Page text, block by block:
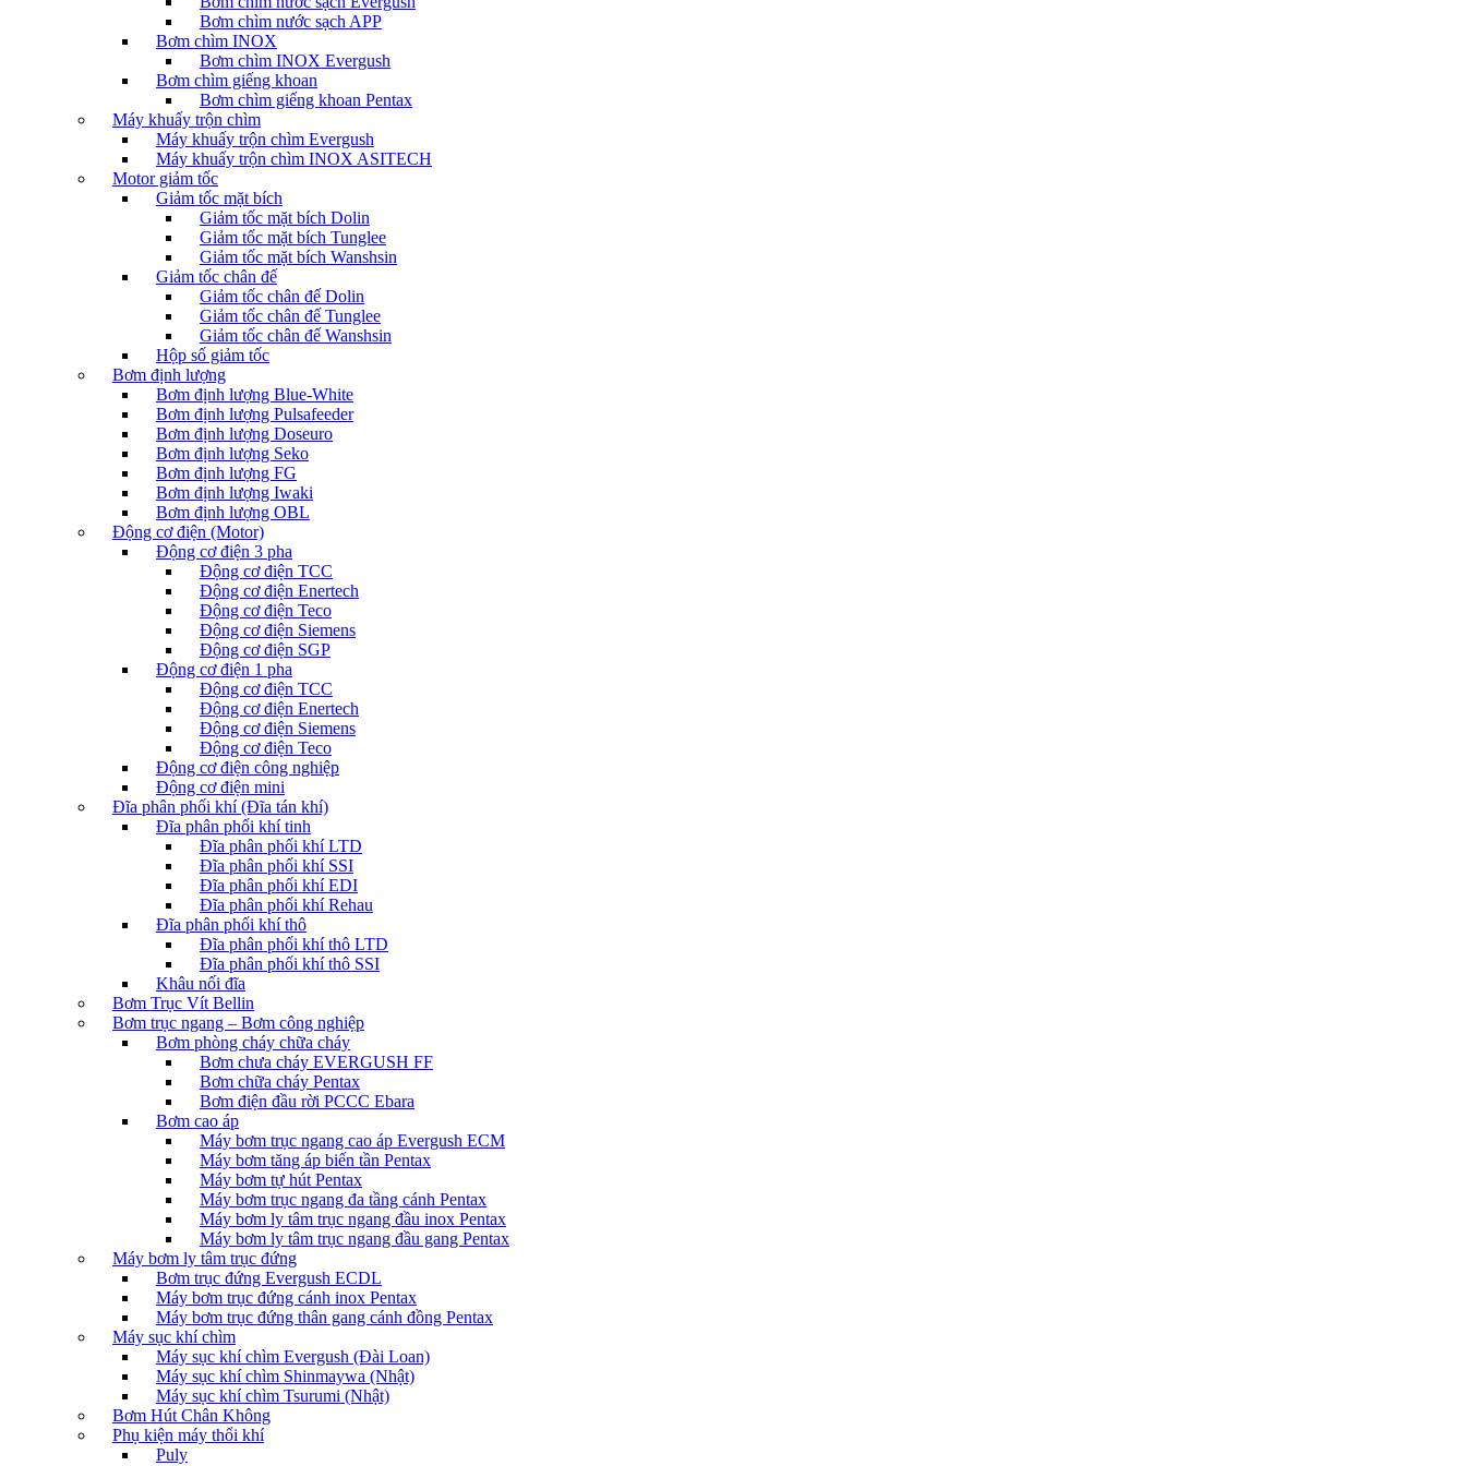
Bơm chìm nước sạch APP
Bơm chìm INOX
Bơm chìm INOX Evergush
Bơm chìm giếng khoan
Bơm chìm giếng khoan Pentax
Máy khuấy trộn chìm
Máy khuấy trộn chìm Evergush
Máy khuấy trộn chìm INOX ASITECH
Motor giảm tốc
Giảm tốc mặt bích
Giảm tốc mặt bích Dolin
Giảm tốc mặt bích Tunglee
Giảm tốc mặt bích Wanshsin
Giảm tốc chân đế
Giảm tốc chân đế Dolin
Giảm tốc chân đế Tunglee
Giảm tốc chân đế Wanshsin
Hộp số giảm tốc
Bơm định lượng
Bơm định lượng Blue-White
Bơm định lượng Pulsafeeder
Bơm định lượng Doseuro
Bơm định lượng Seko
Bơm định lượng FG
Bơm định lượng Iwaki
Bơm định lượng OBL
Động cơ điện (Motor)
Động cơ điện 3 pha
Động cơ điện TCC
Động cơ điện Enertech
Động cơ điện Teco
Động cơ điện Siemens
Động cơ điện SGP
Động cơ điện 1 pha
Động cơ điện TCC
Động cơ điện Enertech
Động cơ điện Siemens
Động cơ điện Teco
Động cơ điện công nghiệp
Động cơ điện mini
Đĩa phân phối khí (Đĩa tán khí)
Đĩa phân phối khí tinh
Đĩa phân phối khí LTD
Đĩa phân phối khí SSI
Đĩa phân phối khí EDI
Đĩa phân phối khí Rehau
Đĩa phân phối khí thô
Đĩa phân phối khí thô LTD
Đĩa phân phối khí thô SSI
Khâu nối đĩa
Bơm Trục Vít Bellin
Bơm trục ngang – Bơm công nghiệp
Bơm phòng cháy chữa cháy
Bơm chưa cháy EVERGUSH FF
Bơm chữa cháy Pentax
Bơm điện đầu rời PCCC Ebara
Bơm cao áp
Máy bơm trục ngang cao áp Evergush ECM
Máy bơm tăng áp biến tần Pentax
Máy bơm tự hút Pentax
Máy bơm trục ngang đa tầng cánh Pentax
Máy bơm ly tâm trục ngang đầu inox Pentax
Máy bơm ly tâm trục ngang đầu gang Pentax
Máy bơm ly tâm trục đứng
Bơm trục đứng Evergush ECDL
Máy bơm trục đứng cánh inox Pentax
Máy bơm trục đứng thân gang cánh đồng Pentax
Máy sục khí chìm
Máy sục khí chìm Evergush (Đài Loan)
Máy sục khí chìm Shinmaywa (Nhật)
Máy sục khí chìm Tsurumi (Nhật)
Bơm Hút Chân Không
Phụ kiện máy thổi khí
Puly